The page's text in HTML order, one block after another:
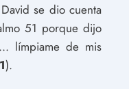
se dio cuenta
51 porque dijo
límpiame de mis
).